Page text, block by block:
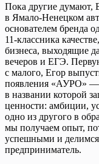
Пока другие думают,
в Ямало-Ненецком
основателем бренда
11-классника
бизнеса, выходящие
вечеров и ЕГЭ.
с малого, Егор
появления «АУРО» —
в названии которой
ценности: амбиции,
одно из другого в
мы получаем опыт,
успешными и
предприниматель.